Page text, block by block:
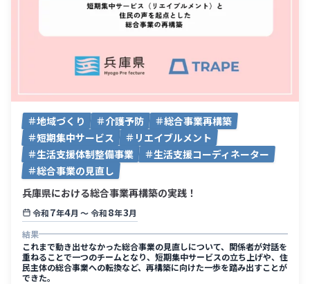
地域づくり 介護予防
総合事業再構築
短期集中サービス
リエイブルメント
生活支援体制整備事業
生活支援コーディネーター
総合事業の見直し
兵庫県における総合事業再構築の実践！
令和7年4月 〜令和8年3月
結果
これまで動き出せなかった総合事業の見直しについて、関係者が対話を
重ねることで一つのチームとなり、短期集中サービスの立ち上げや、住
民主体の総合事業への転換など、再構築に向けた一歩を踏み出すことが
できた。